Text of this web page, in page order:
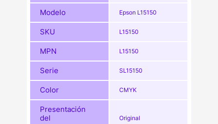
Modelo Epson L15150
SKU L15150
MPN L15150
Serie SL15150
Color CMYK
Presentación
del
Original